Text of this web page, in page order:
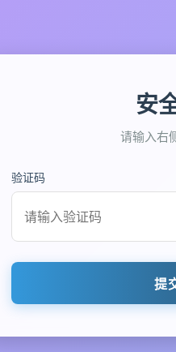
安
请输入右
验证码
提